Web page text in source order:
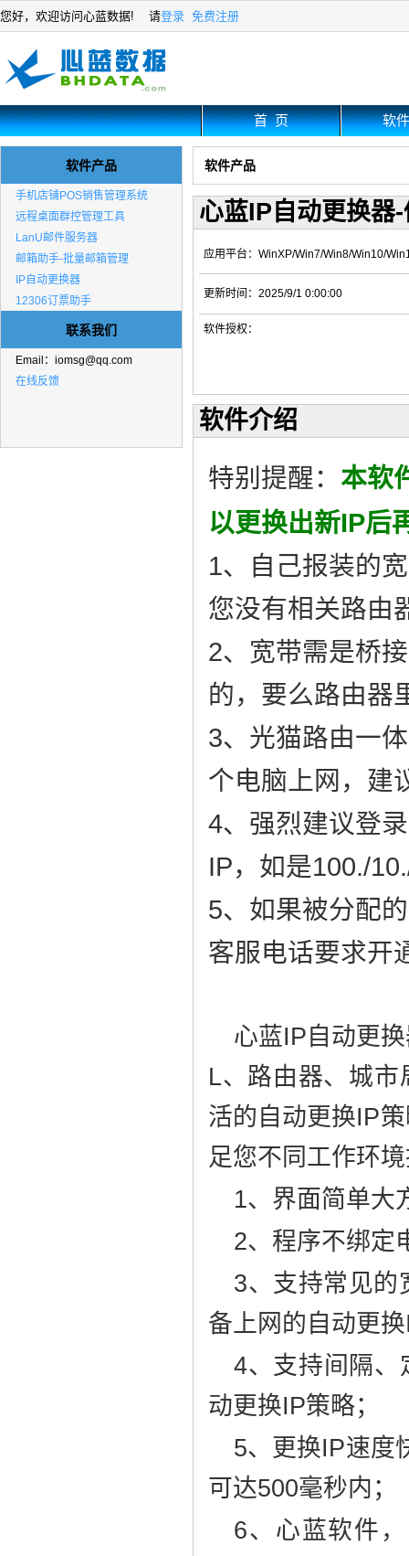
您好，欢迎访问心蓝数据! 请登录 免费注册
首 页 软
软件产品
手机店铺POS销售管理系统
远程桌面群控管理工具
LanU邮件服务器
邮箱助手-批量邮箱管理
IP自动更换器
12306订票助手
联系我们
Email： iomsg@qq.com
在线反馈
软件产品
心蓝IP自动更换器
应用平台：WinXP/Win7/Win8/Win10/
更新时间：2025/9/1 0:00:00
软件授权：
软件介绍
特别提醒： 本软
以更换出新IP后
1、自己报装的
您没有相关路由
2、宽带需是桥
的，要么路由器
3、光猫路由一
个电脑上网，建
4、强烈建议登
IP，如是100./
5、如果被分配
客服电话要求开
心蓝IP自动更
L、路由器、城
活的自动更换IP
足您不同工作环
1、界面简单大
2、程序不绑定
3、支持常见的
备上网的自动更
4、支持间隔、
动更换IP策略；
5、更换IP速度
可达500毫秒内；
6、心蓝软件